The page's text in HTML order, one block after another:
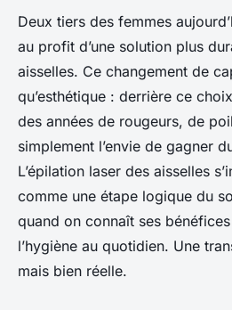
Deux tiers des femmes
au profit d’une solution plus
aisselles. Ce changement de
qu’esthétique : derrière ce
des années de rougeurs, de
simplement l’envie de gagner
L’épilation laser des aisselles
comme une étape logique du
quand on connaît ses
l’hygiène au quotidien. Une
mais bien réelle.